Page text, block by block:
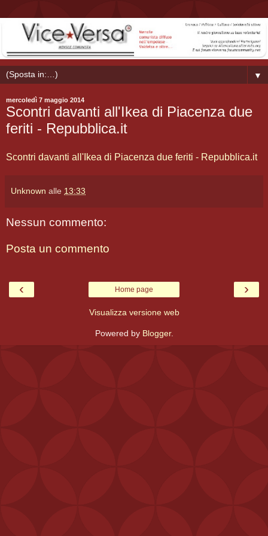
▼
mercoledì 7 maggio 2014
Scontri davanti all'Ikea di Piacenza due
feriti - Repubblica.it
Scontri davanti all'Ikea di Piacenza due feriti - Repubblica.it
Unknown alle 13:33
Nessun commento:
Posta un commento
‹ ›
Home page
Visualizza versione web
Powered by Blogger.